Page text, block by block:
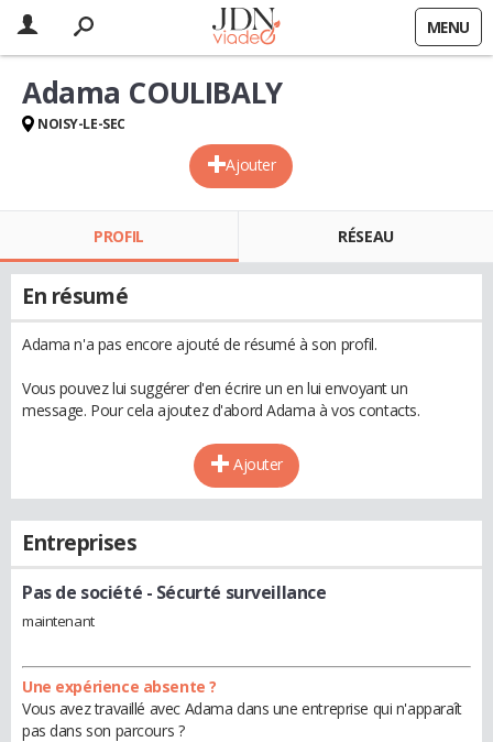
MENU
Ajouter
Adama COULIBALY
NOISY-LE-SEC
PROFIL RÉSEAU
En résumé
Adama n'a pas encore ajouté de résumé à son profil.
Vous pouvez lui suggérer d'en écrire un en lui envoyant un
message. Pour cela ajoutez d'abord Adama à vos contacts.
Ajouter
Entreprises
Pas de société - Sécurté surveillance
maintenant
Une expérience absente ?
Vous avez travaillé avec Adama dans une entreprise qui n'apparaît
pas dans son parcours ?